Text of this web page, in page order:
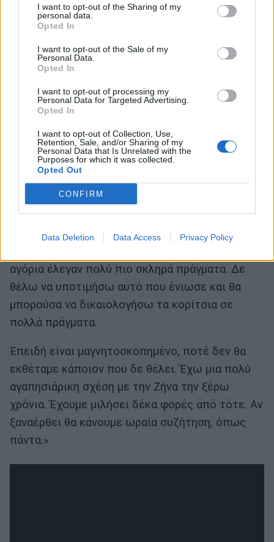
I want to opt-out of the Sharing of my
personal data.
Opted In
I want to opt-out of the Sale of my
Personal Data.
Opted In
I want to opt-out of processing my
Personal Data for Targeted Advertising.
Opted In
I want to opt-out of Collection, Use,
Retention, Sale, and/or Sharing of my
Personal Data that Is Unrelated with the
Purposes for which it was collected.
Opted Out
CONFIRM
Data Deletion Data Access Privacy Policy
Και υπογράμμισε: «Πάντως κανείς δεν μπαίνει
με το ζόρι κι αν ακουστούν πράγματα που δεν
πρέπει, τα κόβουμε. Δύο χρόνια με τα αγόρια και
αγόρια έλεγαν πολύ πιο σκληρά πράγματα. Δε
θέλω να υποτιμήσω αυτό που ένιωσε και θα
μπορούσα να δικαιολογήσω τα κορίτσια σε
πολλά πράγματα.
Επειδή είναι μαγνητοσκοπημένο, ποτέ δεν θα
εκθέταμε κάποιον που δε θέλει. Έχω μια πολύ
αγαπησιάρικη σχέση με την Ζήνα την ξέρω
χρόνια. Έχουμε μιλήσει δέκα φορές από τότε. Αν
ξαναέρθει θα κάνουμε ωραία συζήτηση, όπως
πάντα.»